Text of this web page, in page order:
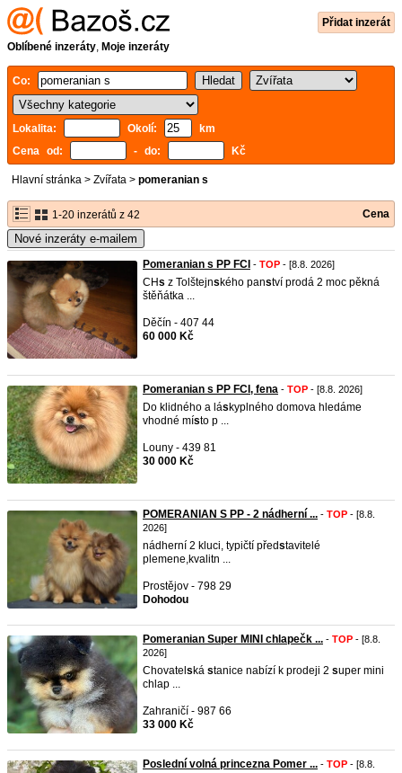
Přidat inzerát
Oblíbené inzeráty, Moje inzeráty
Co:
Lokalita: Okolí:
km
Cena od:
- do: Kč
Hlavní stránka > Zvířata > pomeranian s
1-20 inzerátů z 42 Cena
Nové inzeráty e-mailem
Pomeranian s PP FCI - TOP - [8.8. 2026]
CHs z Tolštejnského panství prodá 2 moc pěkná
štěňátka ...
Děčín - 407 44
60 000 Kč
Pomeranian s PP FCI, fena - TOP - [8.8. 2026]
Do klidného a láskyplného domova hledáme
vhodné místo p ...
Louny - 439 81
30 000 Kč
POMERANIAN S PP - 2 nádherní ... - TOP - [8.8.
2026]
nádherní 2 kluci, typičtí představitelé
plemene,kvalitn ...
Prostějov - 798 29
Dohodou
Pomeranian Super MINI chlapečk ... - TOP - [8.8.
2026]
Chovatel ská stanice nabízí k prodeji 2 super mini
chlap ...
Zahraničí - 987 66
33 000 Kč
Poslední volná princezna Pomer ... - TOP - [8.8.